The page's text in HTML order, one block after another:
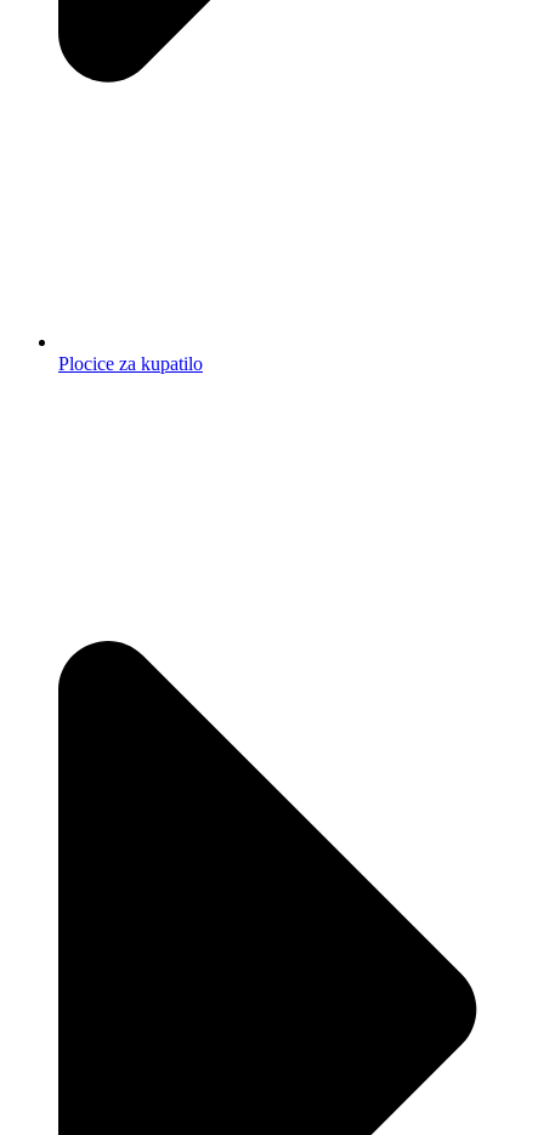
Plocice za kupatilo